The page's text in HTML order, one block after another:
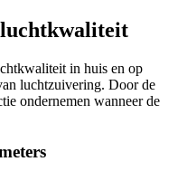
in huis en op
luchtzuivering. Door de
ondernemen wanneer de